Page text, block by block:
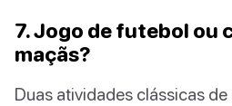
7. Jogo de futebol ou
maçãs?
Duas atividades clássicas